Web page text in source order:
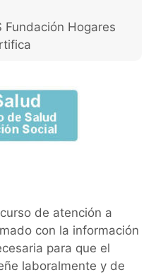
Fundación Hogares
de atención a
con la información
para que el
laboralmente y de